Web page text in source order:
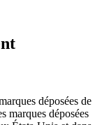
déposées de
marques déposées